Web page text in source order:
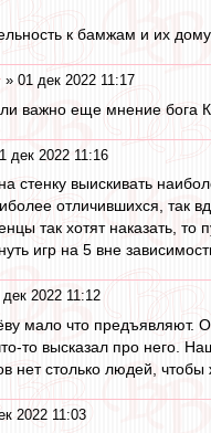
к бамжам и их
» 01 дек 2022 11:17
важно еще мнение бога
дек 2022 11:16
стенку выискивать
отличившихся, так
так хотят наказать,
игр на 5 вне
2022 11:12
мало что предъявляют.
то высказал про него.
нет столько людей, чтобы
2022 11:03